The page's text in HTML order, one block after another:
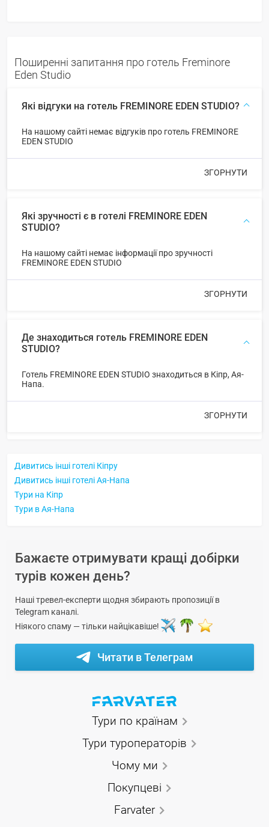
Поширенні запитання про готель Freminore
Eden Studio
Які відгуки на готель FREMINORE EDEN STUDIO?
На нашому сайті немає відгуків про готель FREMINORE
EDEN STUDIO
ЗГОРНУТИ
Які зручності є в готелі FREMINORE EDEN
STUDIO?
На нашому сайті немає інформації про зручності
FREMINORE EDEN STUDIO
ЗГОРНУТИ
Де знаходиться готель FREMINORE EDEN
STUDIO?
Готель FREMINORE EDEN STUDIO знаходиться в Кіпр, Ая-
Напа.
ЗГОРНУТИ
Дивитись інші готелі Кіпру
Дивитись інші готелі Ая-Напа
Тури на Кіпр
Тури в Ая-Напа
Бажаєте отримувати кращі добірки
турів кожен день?
Наші тревел-експерти щодня збирають пропозиції в
Telegram каналі.
Ніякого спаму — тільки найцікавіше!
Читати в Телеграм
Тури по країнам
Тури туроператорів
Чому ми
Покупцеві
Farvater